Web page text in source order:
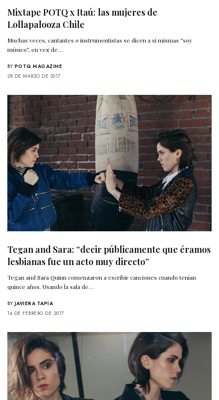
Mixtape POTQ x Itaú: las mujeres de
Lollapalooza Chile
Muchas veces, cantantes o instrumentistas se dicen a sí mismas “soy
músico”, en vez de…
BY POTQ MAGAZINE
28 DE MARZO DE 2017
Tegan and Sara: “decir públicamente que éramos
lesbianas fue un acto muy directo”
Tegan and Sara Quinn comenzaron a escribir canciones cuando tenían
quince años. Usando la sala de…
BY JAVIERA TAPIA
14 DE FEBRERO DE 2017